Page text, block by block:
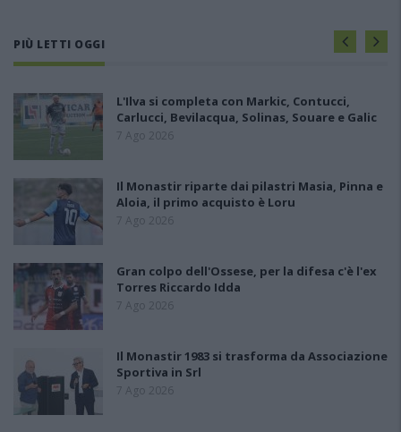
PIÙ LETTI OGGI
L'Ilva si completa con Markic, Contucci,
Carlucci, Bevilacqua, Solinas, Souare e Galic
7 Ago 2026
Il Monastir riparte dai pilastri Masia, Pinna e
Aloia, il primo acquisto è Loru
7 Ago 2026
Gran colpo dell'Ossese, per la difesa c'è l'ex
Torres Riccardo Idda
7 Ago 2026
Il Monastir 1983 si trasforma da Associazione
Sportiva in Srl
7 Ago 2026